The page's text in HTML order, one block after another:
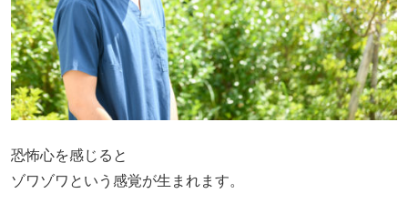
恐怖心を感じると
ゾワゾワという感覚が生まれます。